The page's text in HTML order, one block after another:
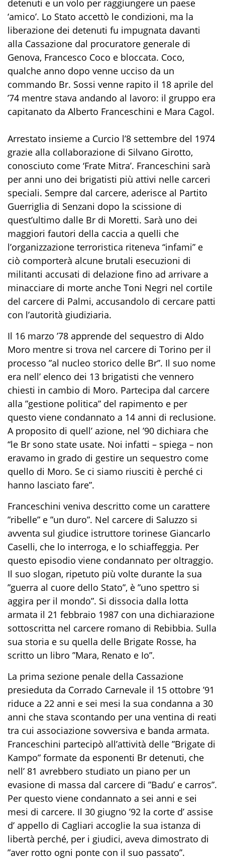
detenuti e un volo per raggiungere un paese
‘amico’. Lo Stato accettò le condizioni, ma la
liberazione dei detenuti fu impugnata davanti
alla Cassazione dal procuratore generale di
Genova, Francesco Coco e bloccata. Coco,
qualche anno dopo venne ucciso da un
commando Br. Sossi venne rapito il 18 aprile del
’74 mentre stava andando al lavoro: il gruppo era
capitanato da Alberto Franceschini e Mara Cagol.
Arrestato insieme a Curcio l’8 settembre del 1974
grazie alla collaborazione di Silvano Girotto,
conosciuto come ‘Frate Mitra’. Franceschini sarà
per anni uno dei brigatisti più attivi nelle carceri
speciali. Sempre dal carcere, aderisce al Partito
Guerriglia di Senzani dopo la scissione di
quest’ultimo dalle Br di Moretti. Sarà uno dei
maggiori fautori della caccia a quelli che
l’organizzazione terroristica riteneva “infami” e
ciò comporterà alcune brutali esecuzioni di
militanti accusati di delazione fino ad arrivare a
minacciare di morte anche Toni Negri nel cortile
del carcere di Palmi, accusandolo di cercare patti
con l’autorità giudiziaria.
Il 16 marzo ’78 apprende del sequestro di Aldo
Moro mentre si trova nel carcere di Torino per il
processo ”al nucleo storico delle Br”. Il suo nome
era nell’ elenco dei 13 brigatisti che vennero
chiesti in cambio di Moro. Partecipa dal carcere
alla ”gestione politica” del rapimento e per
questo viene condannato a 14 anni di reclusione.
A proposito di quell’ azione, nel ’90 dichiara che
“le Br sono state usate. Noi infatti – spiega – non
eravamo in grado di gestire un sequestro come
quello di Moro. Se ci siamo riusciti è perché ci
hanno lasciato fare”.
Franceschini veniva descritto come un carattere
”ribelle” e ”un duro”. Nel carcere di Saluzzo si
avventa sul giudice istruttore torinese Giancarlo
Caselli, che lo interroga, e lo schiaffeggia. Per
questo episodio viene condannato per oltraggio.
Il suo slogan, ripetuto più volte durante la sua
”guerra al cuore dello Stato”, è ”uno spettro si
aggira per il mondo”. Si dissocia dalla lotta
armata il 21 febbraio 1987 con una dichiarazione
sottoscritta nel carcere romano di Rebibbia. Sulla
sua storia e su quella delle Brigate Rosse, ha
scritto un libro ”Mara, Renato e Io”.
La prima sezione penale della Cassazione
presieduta da Corrado Carnevale il 15 ottobre ’91
riduce a 22 anni e sei mesi la sua condanna a 30
anni che stava scontando per una ventina di reati
tra cui associazione sovversiva e banda armata.
Franceschini partecipò all’attività delle ”Brigate di
Kampo” formate da esponenti Br detenuti, che
nell’ 81 avrebbero studiato un piano per un
evasione di massa dal carcere di ”Badu’ e carros”.
Per questo viene condannato a sei anni e sei
mesi di carcere. Il 30 giugno ’92 la corte d’ assise
d’ appello di Cagliari accoglie la sua istanza di
libertà perché, per i giudici, aveva dimostrato di
”aver rotto ogni ponte con il suo passato”.